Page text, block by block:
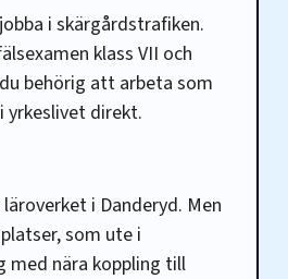
i skärgårdstrafiken.
klass VII och
behörig att arbeta som
yrkeslivet direkt.
i Danderyd. Men
som ute i
med nära koppling till